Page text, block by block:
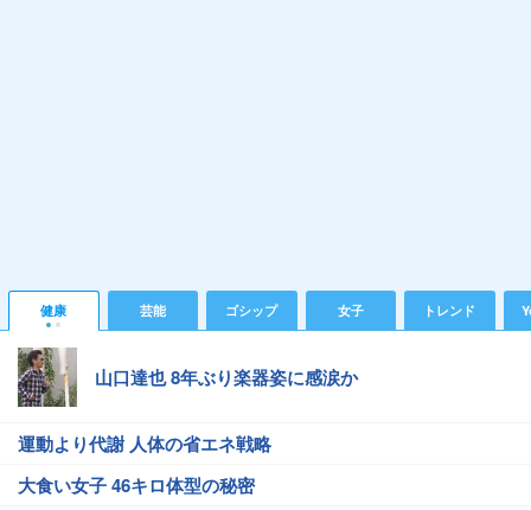
健康 芸能 ゴシップ 女子 トレンド
山口達也 8年ぶり楽器姿に感涙か
運動より代謝 人体の省エネ戦略
大食い女子 46キロ体型の秘密